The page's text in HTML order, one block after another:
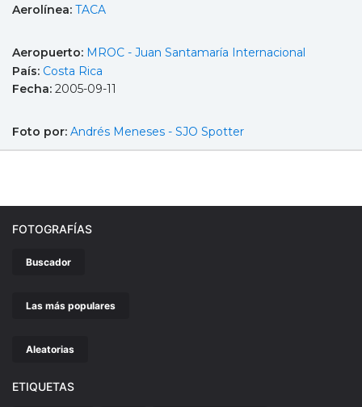
Aerolínea: TACA
Aeropuerto: MROC - Juan Santamaría Internacional
País: Costa Rica
Fecha: 2005-09-11
Foto por: Andrés Meneses - SJO Spotter
FOTOGRAFÍAS
Buscador
Las más populares
Aleatorias
ETIQUETAS